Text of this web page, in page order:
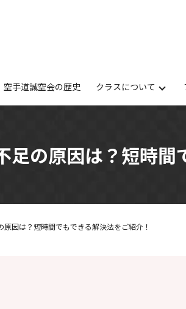
空手道誠空会の歴史 クラスについて
足の原因は？短時間
原因は？短時間でもできる解決法をご紹介！